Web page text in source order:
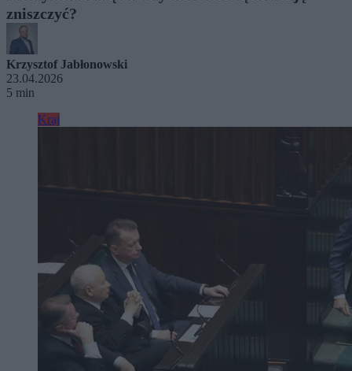
zniszczyć?
Krzysztof Jabłonowski
23.04.2026
5 min
Kraj